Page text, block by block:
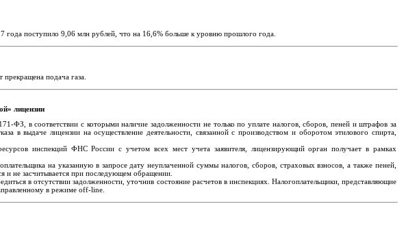
года поступило 9,06 млн рублей, что на 16,6% больше к уровню прошлого года.
подача газа.
лицензии
в соответствии с которыми наличие задолженности не только по уплате налогов, сборов, пеней и штрафов за
в выдаче лицензии на осуществление деятельности, связанной с производством и оборотом этилового спирта,
инспекций ФНС России с учетом всех мест учета заявителя, лицензирующий орган получает в рамках
на указанную в запросе дату неуплаченной суммы налогов, сборов, страховых взносов, а также пеней,
и не засчитывается при последующем обращении.
в отсутствии задолженности, уточнив состояние расчетов в инспекциях. Налогоплательщики, представляющие
в режиме off-line.